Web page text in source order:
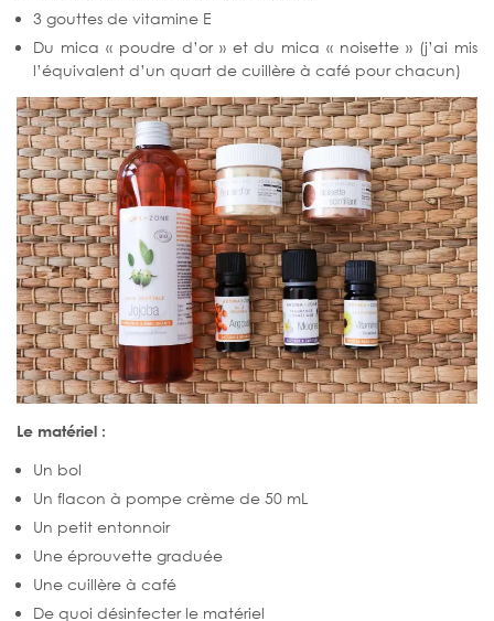
3 gouttes de vitamine E
Du mica « poudre d’or » et du mica « noisette » (j’ai mis
l’équivalent d’un quart de cuillère à café pour chacun)
Le matériel :
Un bol
Un flacon à pompe crème de 50 mL
Un petit entonnoir
Une éprouvette graduée
Une cuillère à café
De quoi désinfecter le matériel